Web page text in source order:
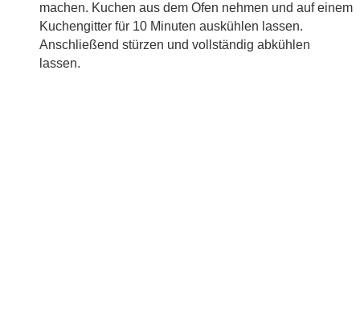
machen. Kuchen aus dem Ofen nehmen und auf einem
Kuchengitter für 10 Minuten auskühlen lassen.
Anschließend stürzen und vollständig abkühlen
lassen.